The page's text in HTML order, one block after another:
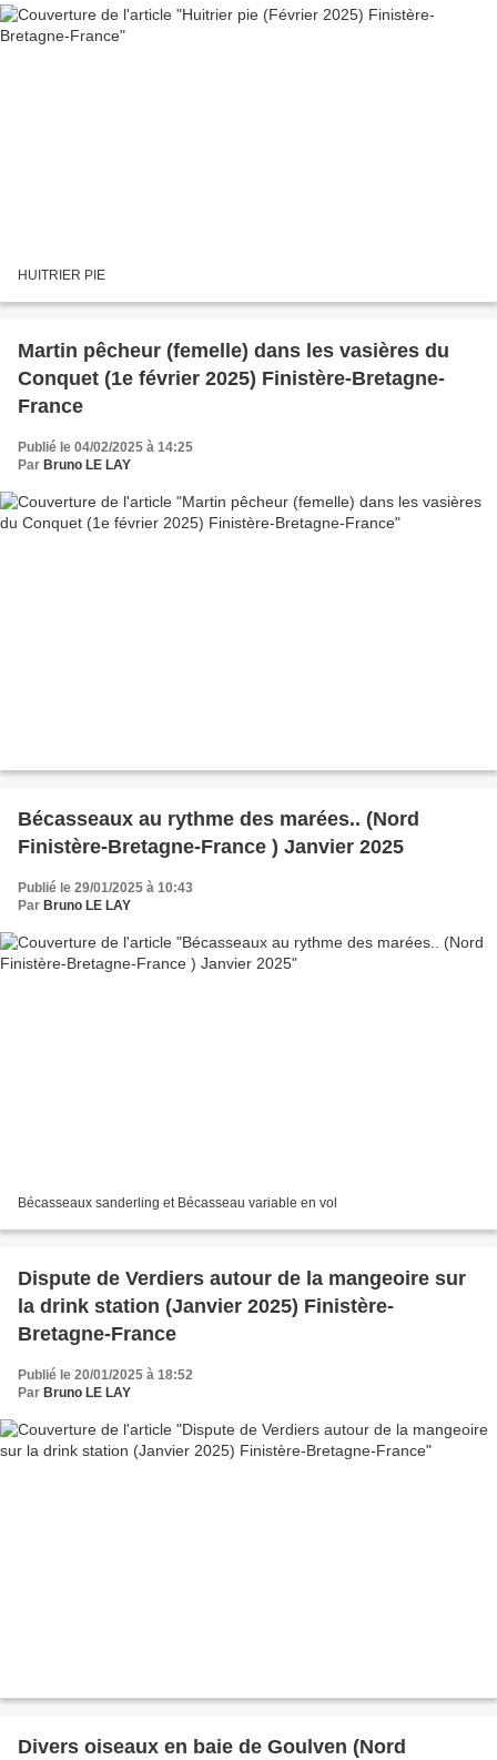
HUITRIER PIE
Martin pêcheur (femelle) dans les vasières du
Conquet (1e février 2025) Finistère-Bretagne-
France
Publié le 04/02/2025 à 14:25
Par Bruno LE LAY
Bécasseaux au rythme des marées.. (Nord
Finistère-Bretagne-France ) Janvier 2025
Publié le 29/01/2025 à 10:43
Par Bruno LE LAY
Bécasseaux sanderling et Bécasseau variable en vol
Dispute de Verdiers autour de la mangeoire sur
la drink station (Janvier 2025) Finistère-
Bretagne-France
Publié le 20/01/2025 à 18:52
Par Bruno LE LAY
Divers oiseaux en baie de Goulven (Nord